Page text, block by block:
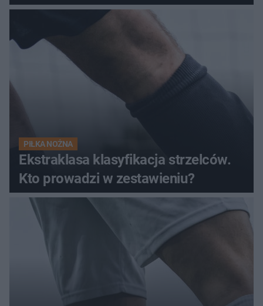
PIŁKA NOŻNA
Ekstraklasa klasyfikacja strzelców.
Kto prowadzi w zestawieniu?